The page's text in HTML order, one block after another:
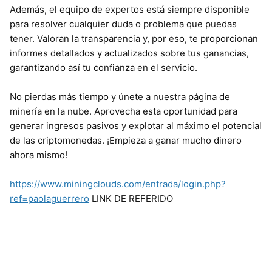
Además, el equipo de expertos está siempre disponible
para resolver cualquier duda o problema que puedas
tener. Valoran la transparencia y, por eso, te proporcionan
informes detallados y actualizados sobre tus ganancias,
garantizando así tu confianza en el servicio.
No pierdas más tiempo y únete a nuestra página de
minería en la nube. Aprovecha esta oportunidad para
generar ingresos pasivos y explotar al máximo el potencial
de las criptomonedas. ¡Empieza a ganar mucho dinero
ahora mismo!
https://www.miningclouds.com/entrada/login.php?
ref=paolaguerrero LINK DE REFERIDO